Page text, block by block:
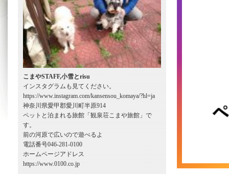
こまやSTAFF,小雪とrisu
インスタグラムも見てください。
https://www.instagram.com/kansensou_komaya/?hl=ja
神奈川県愛甲郡愛川町半原914
ペットと泊まれる旅館「観泉荘こまや旅館」で
す。
前の河原で広いので遊べるよ
電話番号046-281-0100
ホームページアドレス
https://www.0100.co.jp